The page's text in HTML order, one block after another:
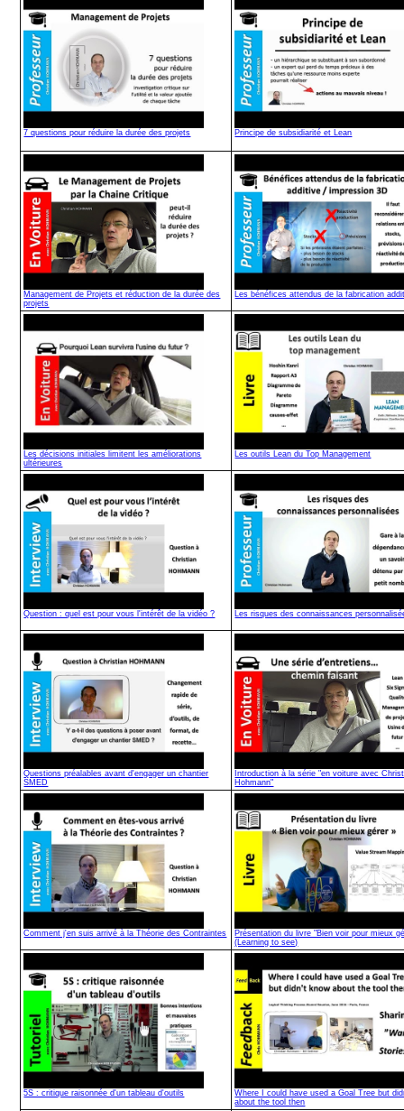
7 questions pour réduire la durée des projets Principe de subsidiarité et Lean
Management de Projets et réduction de la durée des
projets
Les bénéfices attendus de la fabrication
Les décisions initiales limitent les améliorations
ultérieures
Les outils Lean du Top Management
Question : quel est pour vous l'intérêt de la vidéo ? Les risques des connaissances
Questions préalables avant d'engager un chantier
SMED
Introduction à la série "en voiture avec
Hohmann"
Comment j'en suis arrivé à la Théorie des Contraintes
Présentation du livre "Bien voir pour mieux
(Learning to see)
5S : critique raisonnée d'un tableau d'outils
Where I could have used a Goal Tree but
about the tool then